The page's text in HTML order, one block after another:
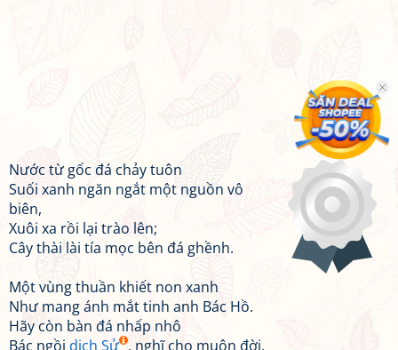
Nước từ gốc đá chảy tuôn
Suối xanh ngăn ngắt một nguồn vô
biên,
Xuôi xa rồi lại trào lên;
Cây thài lài tía mọc bên đá ghềnh.
Một vùng thuần khiết non xanh
Như mang ánh mắt tinh anh Bác Hồ.
Hãy còn bàn đá nhấp nhô
Bác ngồi dịch Sử , nghĩ cho muôn đời.